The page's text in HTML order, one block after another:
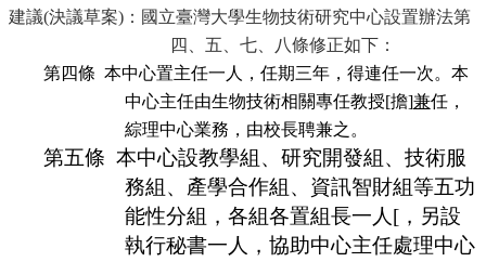
建議(決議草案)：國立臺灣大學生物技術研究中心設置辦法第
四、五、七、八條修正如下：
第四條 本中心置主任一人，任期三年，得連任一次。本
中心主任由生物技術相關專任教授[擔]兼任，
綜理中心業務，由校長聘兼之。
第五條 本中心設教學組、研究開發組、技術服
務組、產學合作組、資訊智財組等五功
能性分組，各組各置組長一人[，另設
執行秘書一人，協助中心主任處理中心